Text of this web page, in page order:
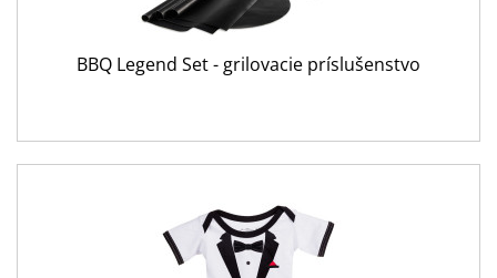
BBQ Legend Set - grilovacie príslušenstvo